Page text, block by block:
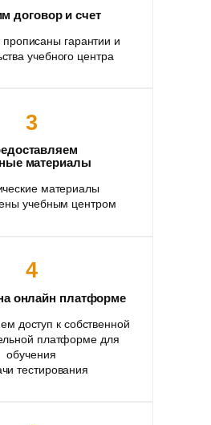
договор и счет
прописаны гарантии и
учебного центра
3
материалы
материалы
учебным центром
4
онлайн платформе
доступ к собственной
платформе для
обучения
тестирования